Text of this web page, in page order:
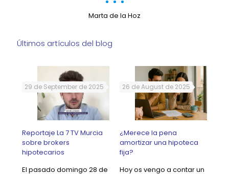
Marta de la Hoz
Últimos artículos del blog
29 de September de 2025
Reportaje La 7 TV Murcia
sobre brokers
hipotecarios
El pasado domingo 28 de
26 de August de 2025
¿Merece la pena
amortizar una hipoteca
fija?
Hoy os vengo a contar un